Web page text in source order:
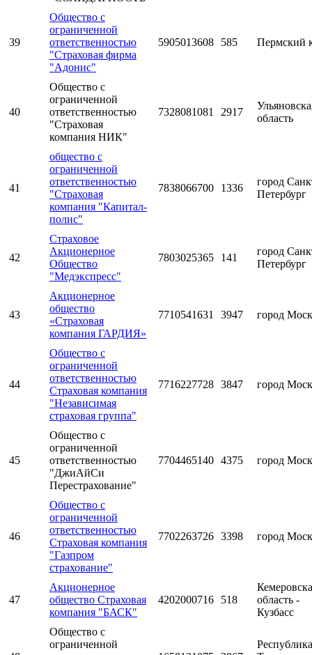
39
Общество с
ограниченной
ответственностью
"Страховая фирма
"Адонис"
5905013608 585 Пермский
40
Общество с
ограниченной
ответственностью
"Страховая
компания НИК"
7328081081 2917
область
41
общество с
ограниченной
ответственностью
"Страховая
компания "Капитал-
полис"
7838066700 1336
город
Петербург
42
Страховое
Акционерное
Общество
"Медэкспресс"
7803025365 141
город
Петербург
43
Акционерное
общество
«Страховая
компания ГАРДИЯ»
7710541631 3947 город
44
Общество с
ограниченной
ответственностью
Страховая компания
"Независимая
страховая группа"
7716227728 3847 город
45
Общество с
ограниченной
ответственностью
"ДжиАйСи
Перестрахование"
7704465140 4375 город
46
Общество с
ограниченной
ответственностью
Страховая компания
"Газпром
страхование"
7702263726 3398 город
47
Акционерное
общество Страховая
компания "БАСК"
4202000716 518
область -
Кузбасс
Общество с
ограниченной
Республика